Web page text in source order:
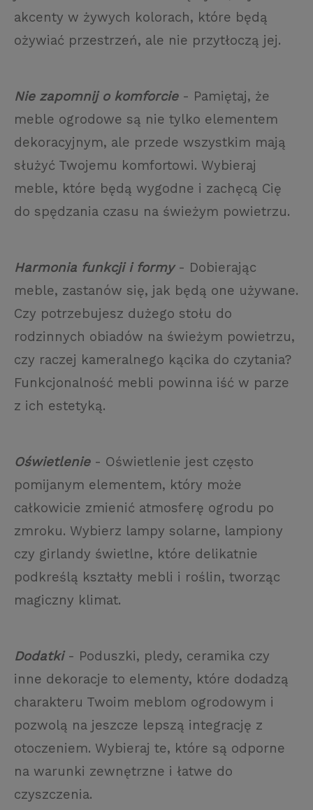
akcenty w żywych kolorach, które będą
ożywiać przestrzeń, ale nie przytłoczą jej.
Nie zapomnij o komforcie- Pamiętaj, że
meble ogrodowe są nie tylko elementem
dekoracyjnym, ale przede wszystkim mają
służyć Twojemu komfortowi. Wybieraj
meble, które będą wygodne i zachęcą Cię
do spędzania czasu na świeżym powietrzu.
Harmonia funkcji i formy- Dobierając
meble, zastanów się, jak będą one używane.
Czy potrzebujesz dużego stołu do
rodzinnych obiadów na świeżym powietrzu,
czy raczej kameralnego kącika do czytania?
Funkcjonalność mebli powinna iść w parze
z ich estetyką.
Oświetlenie- Oświetlenie jest często
pomijanym elementem, który może
całkowicie zmienić atmosferę ogrodu po
zmroku. Wybierz lampy solarne, lampiony
czy girlandy świetlne, które delikatnie
podkreślą kształty mebli i roślin, tworząc
magiczny klimat.
Dodatki- Poduszki, pledy, ceramika czy
inne dekoracje to elementy, które dodadzą
charakteru Twoim meblom ogrodowym i
pozwolą na jeszcze lepszą integrację z
otoczeniem. Wybieraj te, które są odporne
na warunki zewnętrzne i łatwe do
czyszczenia.